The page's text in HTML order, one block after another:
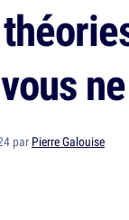
par Pierre Galouise